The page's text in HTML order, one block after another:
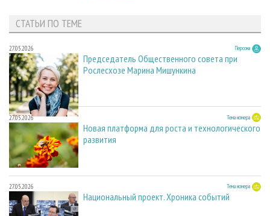
СТАТЬИ ПО ТЕМЕ
27.05.2026 Персона
Председатель Общественного совета при
Рослесхозе Марина Мишункина
27.05.2026 Тема номера
Новая платформа для роста и технологического
развития
27.05.2026 Тема номера
Национальный проект. Хроника событий